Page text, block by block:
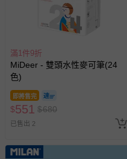
滿1件9折
MiDeer - 雙頭水性麥可筆(24
色)
即將售完
$551 $680
已售出 2